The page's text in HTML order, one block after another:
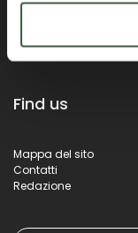
Find us
Mappa del sito
Contatti
Redazione